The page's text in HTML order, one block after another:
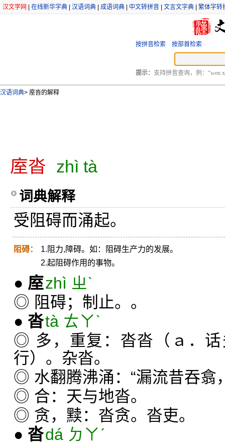
汉文学网 在线新华字典 汉语词典 成语词典 中文转拼音 文言文字典 繁体字转
按拼音检索 按部首检索
提示： 支持拼音查询，例：“wen
汉语词典> 庢沓的解释
庢沓 zhì tà
词典解释
受阻碍而涌起。
阻碍：
1.阻力,障碍。如：阻碍生产力的发展。
2.起阻碍作用的事物。
● 庢zhì ㄓˋ
◎ 阻碍；制止。。
● 沓tà ㄊㄚˋ
◎ 多，重复：沓沓（ａ．
行）。杂沓。
◎ 水翻腾沸涌：“漏流昔吞翕
◎ 合：天与地沓。
◎ 贪，黩：沓贪。沓吏。
● 沓dá ㄉㄚˊ